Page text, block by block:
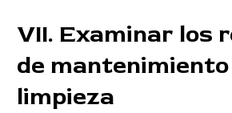
VII. Examinar los
de
limpieza